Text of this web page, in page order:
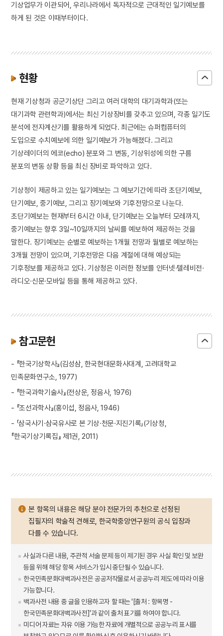
기상업무가 이관되어, 우리나라에서 독자적으로 근대적인 일기예보를
하게 된 것은 이때부터이다.
현황
현재 기상청과 공군기상단 그리고 여러 대학의 대기과학과(또는
대기과학 관련학과)에서는 최신 기상장비를 갖추고 있으며, 각종 일기도
분석에 전자계산기를 활용하게 되었다. 최근에는 슈퍼컴퓨터의
도입으로 수치예보에 의한 일기예보가 가능해졌다. 그리고
기상레이더의 에코(echo) 분포와 그 변동, 기상위성에 의한 구름
분포의 변동 상황 등을 최신 장비로 파악하고 있다.
기상청이 제공하고 있는 일기예보는 그 예보기간에 따라 초단기예보,
단기예보, 중기예보, 그리고 장기예보와 기후전망으로 나눈다.
초단기예보는 현재부터 6시간 이내, 단기예보는 오늘부터 모레까지,
중기예보는 향후 3일~10일까지의 날씨를 예보하여 제공하는 것을
말한다. 장기예보는 순별로 예보하는 1개월 전망과 월별로 예보하는
3개월 전망이 있으며, 기후전망은 다음 계절에 대해 예상되는
기후정보를 제공하고 있다. 기상청은 이러한 정보를 인터넷·텔레비전·
라디오·신문·모바일 등을 통해 제공하고 있다.
참고문헌
- 『한국기상학사』(김성삼, 한국현대문화사대계, 고려대학교
민족문화연구소, 1977)
- 『한국과학기술사』(전상운, 정음사, 1976)
- 『조선과학사』(홍이섭, 정음사, 1946)
- 「삼국사기·삼국유사로 본 기상·천문·지진기록」(기상청,
『한국기상기록집』 제1권, 2011)
본 항목의 내용은 해당 분야 전문가의 추천으로 선정된
집필자의 학술적 견해로, 한국학중앙연구원의 공식 입장과
다를 수 있습니다.
사실과 다른 내용, 주관적 서술 문제 등이 제기된 경우 사실 확인 및 보완
등을 위해 해당 항목 서비스가 임시 중단될 수 있습니다.
한국민족문화대백과사전은 공공저작물로서 공공누리 제도에 따라 이용
가능합니다.
백과사전 내용 중 글을 인용하고자 할 때는 '[출처 : 항목명 -
한국민족문화대백과사전]'과 같이 출처 표기를 하여야 합니다.
미디어 자료는 자유 이용 가능한 자료에 개별적으로 공공누리 표시를